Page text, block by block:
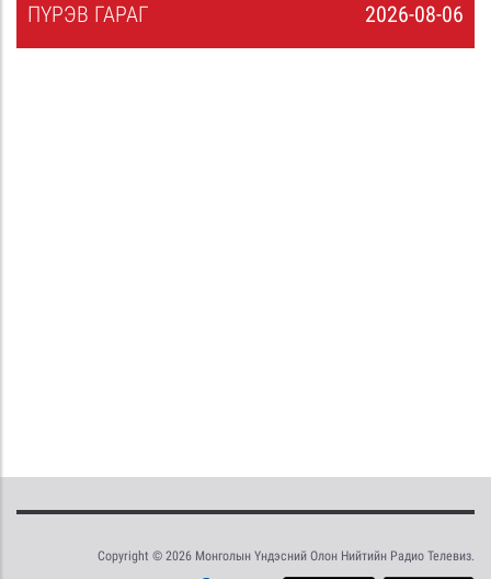
2026-08-06
ПҮРЭВ ГАРАГ
Copyright © 2026 Монголын Үндэсний Олон Нийтийн Радио Телевиз.